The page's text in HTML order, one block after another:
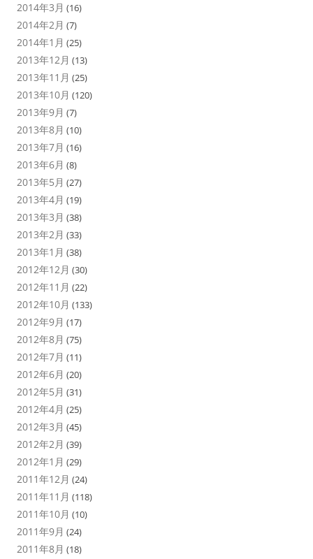
2014年3月 (16)
2014年2月 (7)
2014年1月 (25)
2013年12月 (13)
2013年11月 (25)
2013年10月 (120)
2013年9月 (7)
2013年8月 (10)
2013年7月 (16)
2013年6月 (8)
2013年5月 (27)
2013年4月 (19)
2013年3月 (38)
2013年2月 (33)
2013年1月 (38)
2012年12月 (30)
2012年11月 (22)
2012年10月 (133)
2012年9月 (17)
2012年8月 (75)
2012年7月 (11)
2012年6月 (20)
2012年5月 (31)
2012年4月 (25)
2012年3月 (45)
2012年2月 (39)
2012年1月 (29)
2011年12月 (24)
2011年11月 (118)
2011年10月 (10)
2011年9月 (24)
2011年8月 (18)